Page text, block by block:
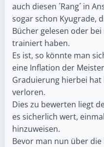
auch diesen ´Rang´ in
sogar schon Kyugrade,
Bücher gelesen oder bei
trainiert haben.
Es ist, so könnte man
eine Inflation der
Graduierung hierbei
verloren.
Dies zu bewerten liegt
es sicherlich wert,
hinzuweisen.
Bevor man nun über